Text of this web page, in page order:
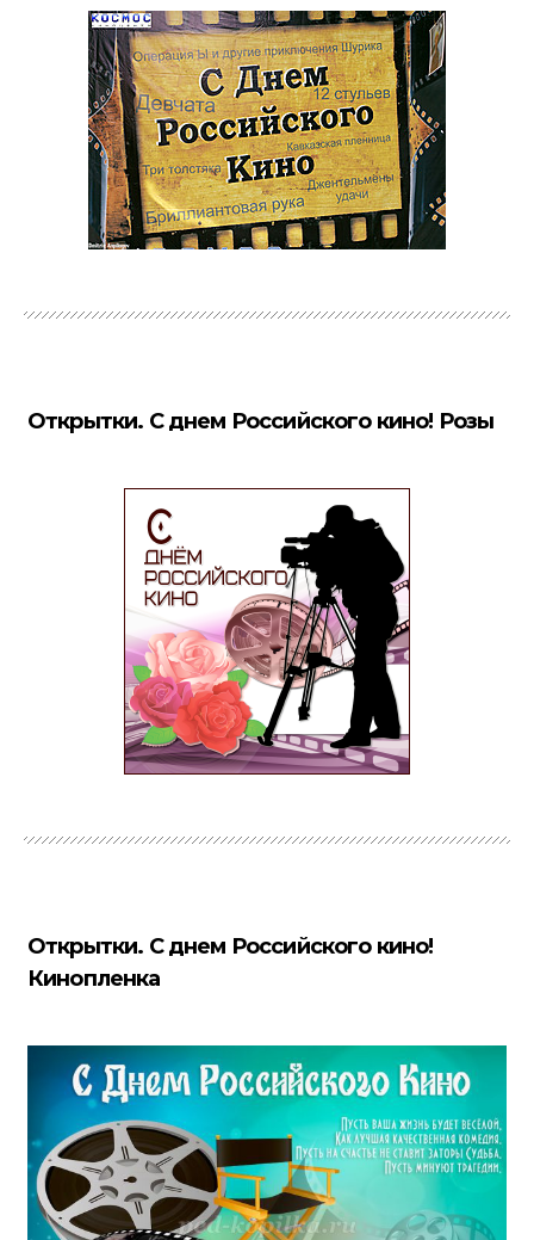
Открытки. С днем Российского кино! Розы
Открытки. С днем Российского кино!
Кинопленка